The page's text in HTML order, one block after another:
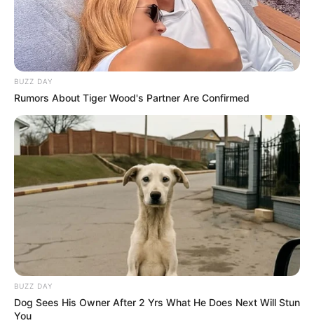
BUZZ DAY
Rumors About Tiger Wood's Partner Are Confirmed
BUZZ DAY
Dog Sees His Owner After 2 Yrs What He Does Next Will Stun
You